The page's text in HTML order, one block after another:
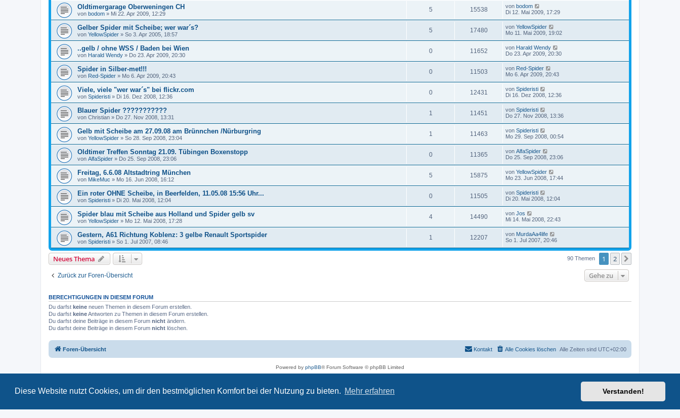
Diese Website nutzt Cookies, um dir den bestmöglichen Komfort bei der Nutzung zu bieten. Mehr erfahren Verstanden!
Oldtimergarage Oberweningen CH
von bodom » Mi 22. Apr 2009, 12:29
5 15538 von bodom
Di 12. Mai 2009, 17:29
Gelber Spider mit Scheibe; wer war´s?
von YellowSpider » So 3. Apr 2005, 18:57
5 17480 von YellowSpider
Mo 11. Mai 2009, 19:02
..gelb / ohne WSS / Baden bei Wien
von Harald Wendy » Do 23. Apr 2009, 20:30
0 11652 von Harald Wendy
Do 23. Apr 2009, 20:30
Spider in Silber-met!!!
von Red-Spider » Mo 6. Apr 2009, 20:43
0 11503 von Red-Spider
Mo 6. Apr 2009, 20:43
Viele, viele "wer war´s" bei flickr.com
von Spideristi » Di 16. Dez 2008, 12:36
0 12431 von Spideristi
Di 16. Dez 2008, 12:36
Blauer Spider ???????????
von Christian » Do 27. Nov 2008, 13:31
1 11451 von Spideristi
Do 27. Nov 2008, 13:36
Gelb mit Scheibe am 27.09.08 am Brünnchen /Nürburgring
von YellowSpider » So 28. Sep 2008, 23:04
1 11463 von Spideristi
Mo 29. Sep 2008, 00:54
Oldtimer Treffen Sonntag 21.09. Tübingen Boxenstopp
von AlfaSpider » Do 25. Sep 2008, 23:06
0 11365 von AlfaSpider
Do 25. Sep 2008, 23:06
Freitag, 6.6.08 Altstadtring München
von MikeMuc » Mo 16. Jun 2008, 16:12
5 15875 von YellowSpider
Mo 23. Jun 2008, 17:44
Ein roter OHNE Scheibe, in Beerfelden, 11.05.08 15:56 Uhr...
von Spideristi » Di 20. Mai 2008, 12:04
0 11505 von Spideristi
Di 20. Mai 2008, 12:04
Spider blau mit Scheibe aus Holland und Spider gelb sv
von YellowSpider » Mo 12. Mai 2008, 17:28
4 14490 von Jos
Mi 14. Mai 2008, 22:43
Gestern, A61 Richtung Koblenz: 3 gelbe Renault Sportspider
von Spideristi » So 1. Jul 2007, 08:46
1 12207 von MurdaAa4life
So 1. Jul 2007, 20:46
Neues Thema 90 Themen 1 2
Zurück zur Foren-Übersicht Gehe zu
BERECHTIGUNGEN IN DIESEM FORUM
Du darfst keine neuen Themen in diesem Forum erstellen.
Du darfst keineAntworten zu Themen in diesem Forum erstellen.
Du darfst deine Beiträge in diesem Forum nicht ändern.
Du darfst deine Beiträge in diesem Forum nicht löschen.
Foren-Übersicht Alle Zeiten sind UTC+02:00
Alle Cookies löschen
Kontakt
Powered by phpBB® Forum Software © phpBB Limited